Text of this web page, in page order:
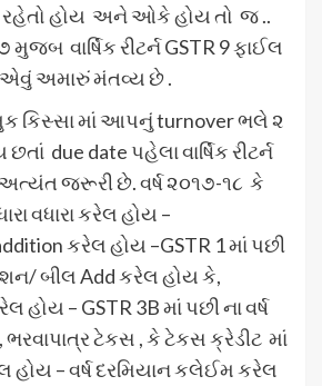
રહેતો હોય અને ઓકે હોય તો જ ..
વાર્ષિક રીટર્ન GSTR 9 ફાઈલ
એવું અમારું મંતવ્ય છે .
કિસ્સા માં આપનું turnover ભલે ૨
due date પહેલા વાર્ષિક રીટર્ન
અત્યંત જરૂરી છે. વર્ષ ૨૦૧૭-૧૮ કે
વધારા કરેલ હોય –
કરેલ હોય –GSTR 1 માં પછી
બીલ Add કરેલ હોય કે,
હોય – GSTR 3B માં પછી ના વર્ષ
ભરવાપાત્ર ટેકસ , કે ટેકસ ક્રેડીટ માં
હોય – વર્ષ દરમિયાન કલેઈમ કરેલ